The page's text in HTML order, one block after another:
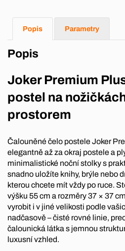
Popis Parametry
Popis
Joker Premium
postel na
prostorem
Čalouněné čelo postele Joker
elegantně až za okraj postele a
minimalistické noční stolky s
snadno uložíte knihy, brýle nebo
kterou chcete mít vždy po ruce.
výšku 55 cm a rozměry 37 × 37
vyrobit i v jiné velikosti podle
nadčasově – čisté rovné linie,
čalounická látka s jemnou
luxusní vzhled.